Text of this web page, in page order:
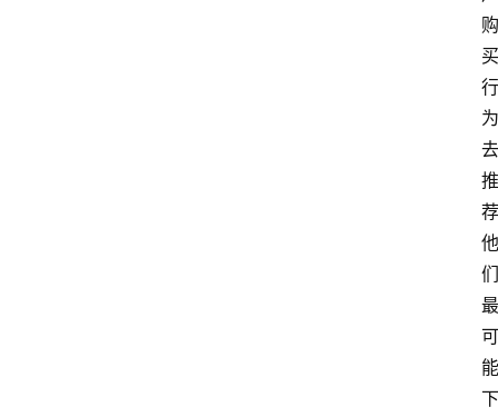
购
买
行
为
去
推
荐
他
们
最
可
能
下